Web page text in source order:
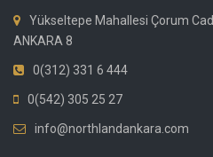
Yükseltepe Mahallesi Çorum
ANKARA 8
0(312) 331 6 444
0(542) 305 25 27
info@northlandankara.com